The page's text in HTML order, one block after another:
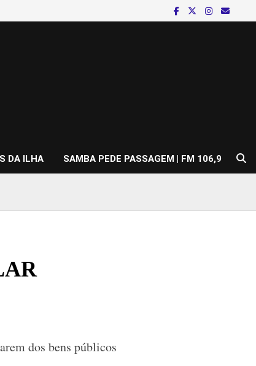
DA ILHA SAMBA PEDE PASSAGEM | FM 106,9
dos bens públicos